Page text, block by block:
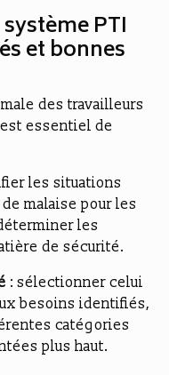
PTI
et bonnes
des travailleurs
est essentiel de
les situations
malaise pour les
les
de sécurité.
: sélectionner celui
besoins identifiés,
catégories
plus haut.